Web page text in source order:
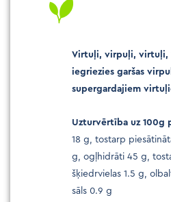
Virtuļi, virpuļi, virtuļi,
iegriezies garšas
supergardajiem
Uzturvērtība uz 100g
18 g, tostarp
g, ogļhidrāti 45 g,
šķiedrvielas 1.5 g,
sāls 0.9 g